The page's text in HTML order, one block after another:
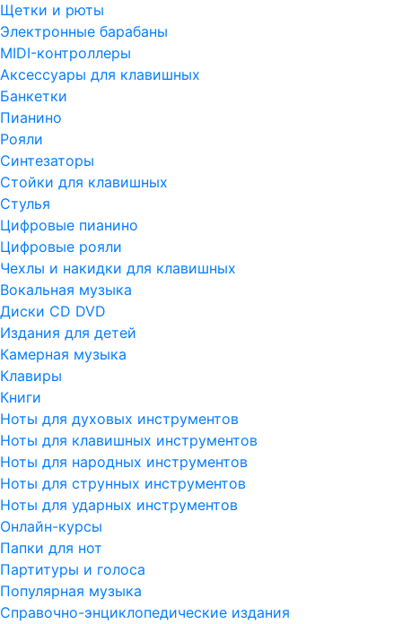
Щетки и рюты
Электронные барабаны
MIDI-контроллеры
Аксессуары для клавишных
Банкетки
Пианино
Рояли
Синтезаторы
Стойки для клавишных
Стулья
Цифровые пианино
Цифровые рояли
Чехлы и накидки для клавишных
Вокальная музыка
Диски CD DVD
Издания для детей
Камерная музыка
Клавиры
Книги
Ноты для духовых инструментов
Ноты для клавишных инструментов
Ноты для народных инструментов
Ноты для струнных инструментов
Ноты для ударных инструментов
Онлайн-курсы
Папки для нот
Партитуры и голоса
Популярная музыка
Справочно-энциклопедические издания